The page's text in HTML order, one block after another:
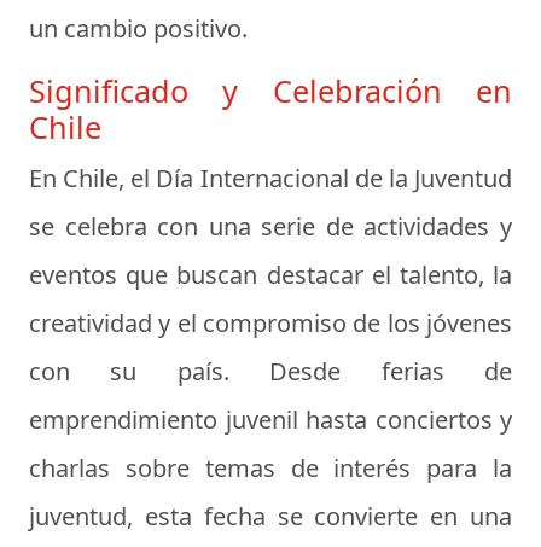
un cambio positivo.
Significado y Celebración en
Chile
En Chile, el Día Internacional de la Juventud
se celebra con una serie de actividades y
eventos que buscan destacar el talento, la
creatividad y el compromiso de los jóvenes
con su país. Desde ferias de
emprendimiento juvenil hasta conciertos y
charlas sobre temas de interés para la
juventud, esta fecha se convierte en una